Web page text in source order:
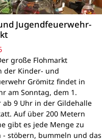
Jugendfeuerwehr-
große Flohmarkt
der Kinder- und
Grömitz findet in
am Sonntag, dem 1.
ab 9 Uhr in der Gildehalle
Auf über 200 Metern
gibt es jede Menge zu
- stöbern, bummeln und das